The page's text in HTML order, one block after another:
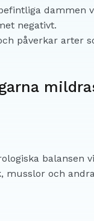
dammen
negativt.
påverkar arter
balansen
musslor och